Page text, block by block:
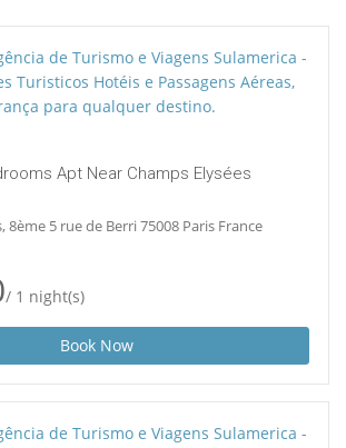
Apt Near Champs Elysées
8ème 5 rue de Berri 75008 Paris France
/ 1 night(s)
Book Now